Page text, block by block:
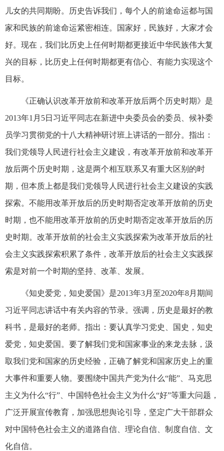
儿女的共同期盼。历史告诉我们，每个人的前途命运都与国
家和民族的前途命运紧密相连。国家好，民族好，大家才会
好。现在，我们比历史上任何时期都更接近中华民族伟大复
兴的目标，比历史上任何时期都更有信心、有能力实现这个
目标。
《正确认识改革开放前和改革开放后两个历史时期》是
2013年1月5日习近平同志在新进中央委员会的委员、候补委
员学习贯彻党的十八大精神研讨班上讲话的一部分。指出：
我们党领导人民进行社会主义建设，有改革开放前和改革开
放后两个历史时期，这是两个相互联系又有重大区别的时
期，但本质上都是我们党领导人民进行社会主义建设的实践
探索。不能用改革开放后的历史时期否定改革开放前的历史
时期，也不能用改革开放前的历史时期否定改革开放后的历
史时期。改革开放前的社会主义实践探索为改革开放后的社
会主义实践探索积累了条件，改革开放后的社会主义实践探
索是对前一个时期的坚持、改革、发展。
《知史爱党，知史爱国》是2013年3月至2020年8月期间
习近平同志讲话中有关内容的节录。强调，历史是最好的教
科书，是最好的老师。指出：要认真学习党史、国史，知史
爱党，知史爱国。要了解我们党和国家事业的来龙去脉，汲
取我们党和国家的历史经验，正确了解党和国家历史上的重
大事件和重要人物。要围绕中国共产党为什么“能”、马克思
主义为什么“行”、中国特色社会主义为什么“好”等重大问题，
广泛开展宣传教育，加强思想舆论引导，坚定广大干部群众
对中国特色社会主义的道路自信、理论自信、制度自信、文
化自信。